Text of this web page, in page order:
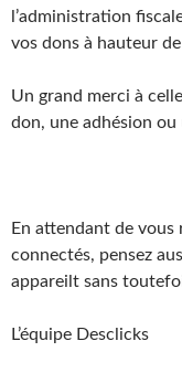
l’administration
vos dons à hauteur
Un grand merci à
don, une adhésion
En attendant de
connectés, pensez
appareilt sans
L’équipe Desclicks